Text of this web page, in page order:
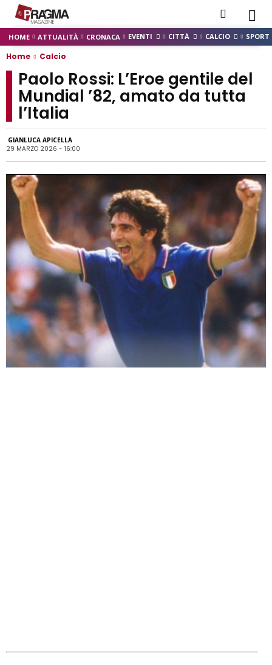
HOME ATTUALITÀ CRONACA EVENTI CITTÀ CALCIO SPORT
Home Calcio
Paolo Rossi: L’Eroe gentile del
Mundial ’82, amato da tutta
l’Italia
GIANLUCA APICELLA
29 MARZO 2026 - 16:00